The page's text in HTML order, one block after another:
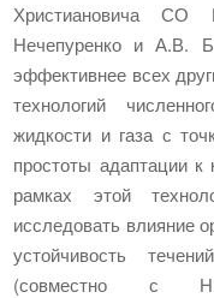
Христиановича
Нечепуренко и А.В.
эффективнее всех
технологий
жидкости и газа с
простоты адаптации
рамках этой
исследовать влияние
устойчивость
(совместно с